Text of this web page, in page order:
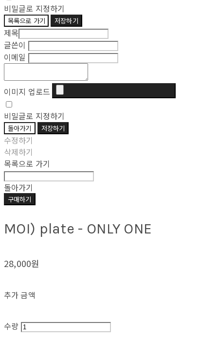
비밀글로 지정하기
목록으로 가기 저장하기
제목
글쓴이
이메일
이미지 업로드
비밀글로 지정하기
돌아가기 저장하기
수정하기
삭제하기
목록으로 가기
돌아가기
구매하기
MOI) plate - ONLY ONE
28,000원
추가 금액
수량